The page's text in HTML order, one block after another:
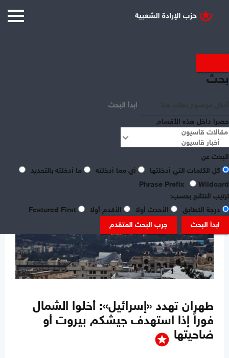
بحث
ابدأ البحث
حصرا داخل هذه الأقسام
البحث عن
كل الكلمات التي أدخلتها
أي مما أدخلته
ما أدخلته بالتحديد
Phrase Prefix
Wildcard
ترتيب النتائج بحسب:
درجة التطابق
الأحدث أولا الأقدم أولا
ابدأ البحث
جرب البحث المتقدم
عرض العناصر حسب علامة :
طهران تهدد «إسرائيل»: أخلوا الشمال
فوراً إذا استهدف جيشكم بيروت أو
ضاحيتها stars